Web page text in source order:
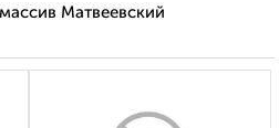
Матвеевский